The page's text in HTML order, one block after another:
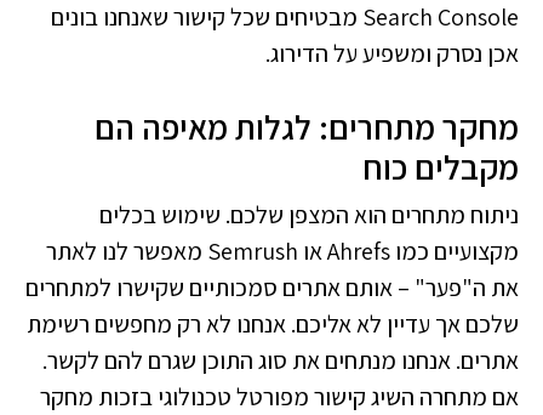
Search Console מבטיחים שכל קישור שאנחנו בונים
אכן נסרק ומשפיע על הדירוג.
מחקר מתחרים: לגלות מאיפה הם
מקבלים כוח
ניתוח מתחרים הוא המצפן שלכם. שימוש בכלים
מקצועיים כמו Ahrefs או Semrush מאפשר לנו לאתר
את ה"פער" – אותם אתרים סמכותיים שקישרו למתחרים
שלכם אך עדיין לא אליכם. אנחנו לא רק מחפשים רשימת
אתרים. אנחנו מנתחים את סוג התוכן שגרם להם לקשר.
אם מתחרה השיג קישור מפורטל טכנולוגי בזכות מחקר